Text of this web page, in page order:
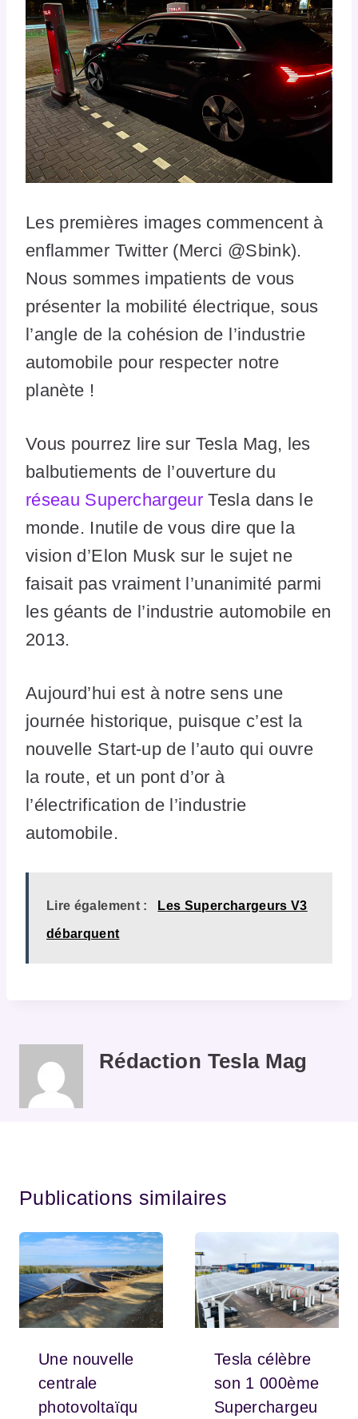
Les premières images commencent à
enflammer Twitter (Merci @Sbink).
Nous sommes impatients de vous
présenter la mobilité électrique, sous
l’angle de la cohésion de l’industrie
automobile pour respecter notre
planète !
Vous pourrez lire sur Tesla Mag, les
balbutiements de l’ouverture du
réseau Superchargeur Tesla dans le
monde. Inutile de vous dire que la
vision d’Elon Musk sur le sujet ne
faisait pas vraiment l’unanimité parmi
les géants de l’industrie automobile en
2013.
Aujourd’hui est à notre sens une
journée historique, puisque c’est la
nouvelle Start-up de l’auto qui ouvre
la route, et un pont d’or à
l’électrification de l’industrie
automobile.
Lire également : Les Superchargeurs V3
débarquent
Rédaction Tesla Mag
Publications similaires
Une nouvelle
centrale
photovoltaïqu
Tesla célèbre
son 1 000ème
Superchargeu